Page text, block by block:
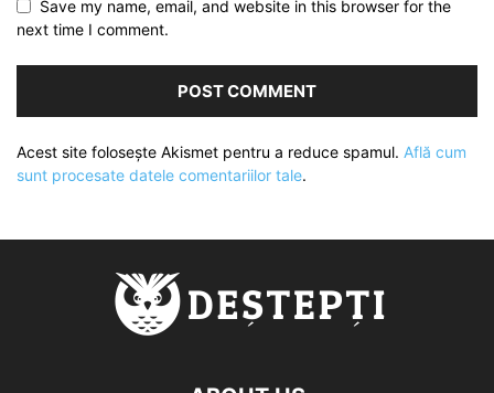
Save my name, email, and website in this browser for the
next time I comment.
Acest site folosește Akismet pentru a reduce spamul. Află cum
sunt procesate datele comentariilor tale.